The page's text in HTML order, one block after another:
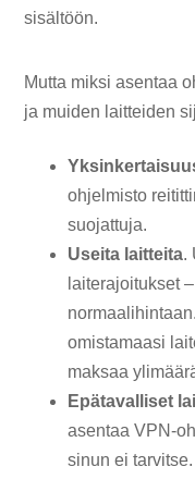
sisältöön.
Mutta miksi asentaa
ja muiden laitteiden
ohjelmisto
suojattuja.
Useita laitteita.
laiterajoitukset
omistamaasi
maksaa
Epätavalliset
asentaa VPN-
sinun ei